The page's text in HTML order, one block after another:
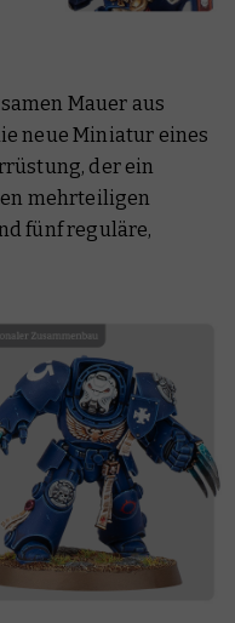
Mauer aus
neue Miniatur eines
der ein
mehrteiligen
fünf reguläre,